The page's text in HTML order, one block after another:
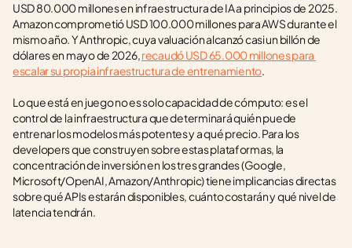
USD 80.000 millones en infraestructura de IA a principios de 2025.
Amazon comprometió USD 100.000 millones para AWS durante el
mismo año. Y Anthropic, cuya valuación alcanzó casi un billón de
dólares en mayo de 2026, recaudó USD 65.000 millones para
escalar su propia infraestructura de entrenamiento.
Lo que está en juego no es solo capacidad de cómputo: es el
control de la infraestructura que determinará quién puede
entrenar los modelos más potentes y a qué precio. Para los
developers que construyen sobre estas plataformas, la
concentración de inversión en los tres grandes (Google,
Microsoft/OpenAI, Amazon/Anthropic) tiene implicancias directas
sobre qué APIs estarán disponibles, cuánto costarán y qué nivel de
latencia tendrán.